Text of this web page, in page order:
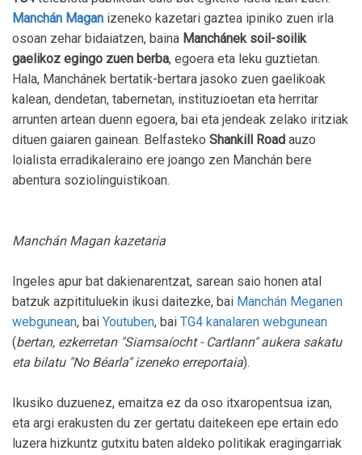
Manchán Magan izeneko kazetari gaztea ipiniko zuen irla
osoan zehar bidaiatzen, baina Manchánek soil-soilik
gaelikoz egingo zuen berba, egoera eta leku guztietan.
Hala, Manchánek bertatik-bertara jasoko zuen gaelikoak
kalean, dendetan, tabernetan, instituzioetan eta herritar
arrunten artean duenn egoera, bai eta jendeak zelako iritziak
dituen gaiaren gainean. Belfasteko Shankill Road auzo
loialista erradikaleraino ere joango zen Manchán bere
abentura soziolinguistikoan.
Manchán Magan kazetaria
Ingeles apur bat dakienarentzat, sarean saio honen atal
batzuk azpitituluekin ikusi daitezke, bai Manchán Meganen
webgunean, bai Youtuben, bai TG4 kanalaren webgunean
(bertan, ezkerretan "Siamsaíocht - Cartlann" aukera sakatu
eta bilatu "No Béarla" izeneko erreportaia).
Ikusiko duzuenez, emaitza ez da oso itxaropentsua izan,
eta argi erakusten du zer gertatu daitekeen epe ertain edo
luzera hizkuntz gutxitu baten aldeko politikak eragingarriak